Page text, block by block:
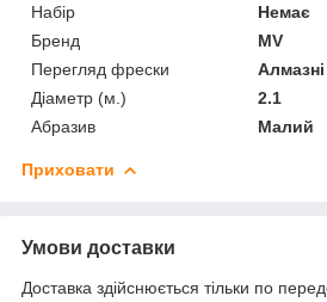
Набір
Немає
Бренд
MV
Перегляд фрески
Алмазні
Діаметр (м.)
2.1
Абразив
Малий
Приховати
Умови доставки
Доставка здійснюється тільки по